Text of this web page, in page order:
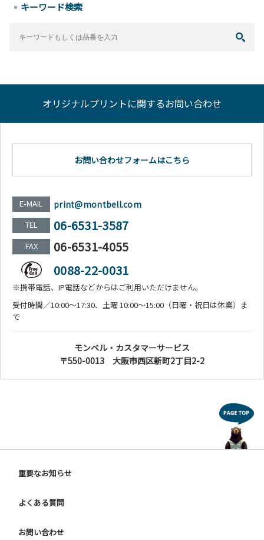
キーワード検索
オリジナルプリントに関するお問い合わせ
お問い合わせフォームはこちら
E-MAIL print@montbell.com
TEL 06-6531-3587
FAX
06-6531-4055
0088-22-0031
※携帯電話、IP電話などからはご利用いただけません。
受付時間／10:00～17:30、土曜 10:00～15:00（日曜・祝日は休業）ま
で
モンベル・カスタマーサービス
〒550-0013 大阪市西区新町2丁目2-2
重要なお知らせ
よくある質問
お問い合わせ